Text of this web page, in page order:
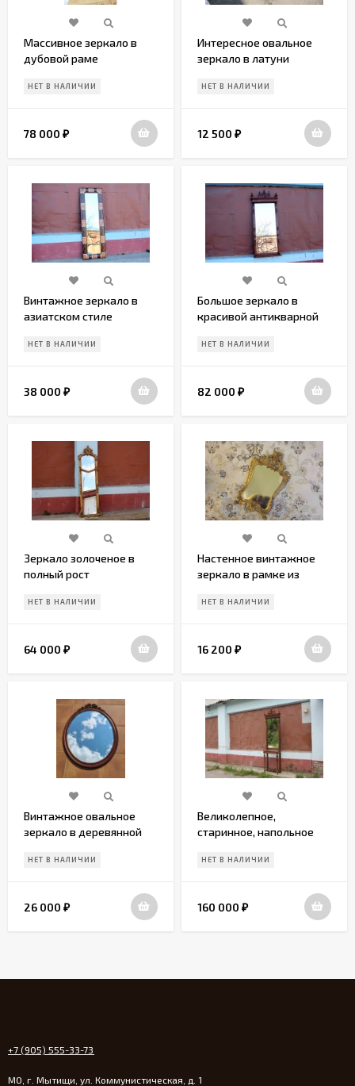
Массивное зеркало в
дубовой раме
НЕТ В НАЛИЧИИ
78 000 ₽
Интересное овальное
зеркало в латуни
НЕТ В НАЛИЧИИ
12 500 ₽
Винтажное зеркало в
азиатском стиле
НЕТ В НАЛИЧИИ
38 000 ₽
Большое зеркало в
красивой антикварной
НЕТ В НАЛИЧИИ
82 000 ₽
Зеркало золоченое в
полный рост
НЕТ В НАЛИЧИИ
64 000 ₽
Настенное винтажное
зеркало в рамке из
НЕТ В НАЛИЧИИ
16 200 ₽
Винтажное овальное
зеркало в деревянной
НЕТ В НАЛИЧИИ
26 000 ₽
Великолепное,
старинное, напольное
20 века.
НЕТ В НАЛИЧИИ
160 000 ₽
+7 (905) 555-33-73
МО, г. Мытищи, ул. Коммунистическая, д. 1